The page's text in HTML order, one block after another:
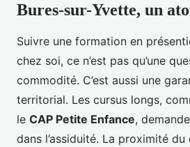
Bures-sur-Yvette, un
Suivre une formation en
chez soi, ce n’est pas qu’une
commodité. C’est aussi une
territorial. Les cursus longs,
le CAP Petite Enfance,
dans l’assiduité. La proximité